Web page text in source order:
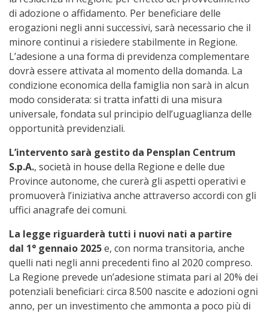
di adozione o affidamento. Per beneficiare delle
erogazioni negli anni successivi, sarà necessario che il
minore continui a risiedere stabilmente in Regione.
L’adesione a una forma di previdenza complementare
dovrà essere attivata al momento della domanda. La
condizione economica della famiglia non sarà in alcun
modo considerata: si tratta infatti di una misura
universale, fondata sul principio dell’uguaglianza delle
opportunità previdenziali.
L’intervento sarà gestito da Pensplan Centrum
S.p.A., società in house della Regione e delle due
Province autonome, che curerà gli aspetti operativi e
promuoverà l’iniziativa anche attraverso accordi con gli
uffici anagrafe dei comuni.
La legge riguarderà tutti i nuovi nati a partire
dal 1° gennaio 2025e, con norma transitoria, anche
quelli nati negli anni precedenti fino al 2020 compreso.
La Regione prevede un’adesione stimata pari al 20% dei
potenziali beneficiari: circa 8.500 nascite e adozioni ogni
anno, per un investimento che ammonta a poco più di